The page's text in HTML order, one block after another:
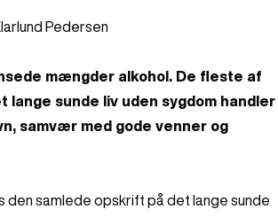
Pedersen
mængder alkohol. De fleste af
sunde liv uden sygdom handler
samvær med gode venner og
den samlede opskrift på det lange sunde